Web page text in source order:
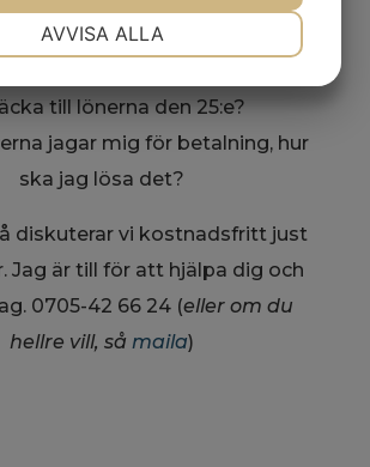
så jag vet verkligen hur det är
till lönerna den 25:e?
jagar mig för betalning, hur
ska jag lösa det?
diskuterar vi kostnadsfritt just
Jag är till för att hjälpa dig och
0705-42 66 24 (eller om du
hellre vill, så maila)
STATISTIK
AVVISA ALLA